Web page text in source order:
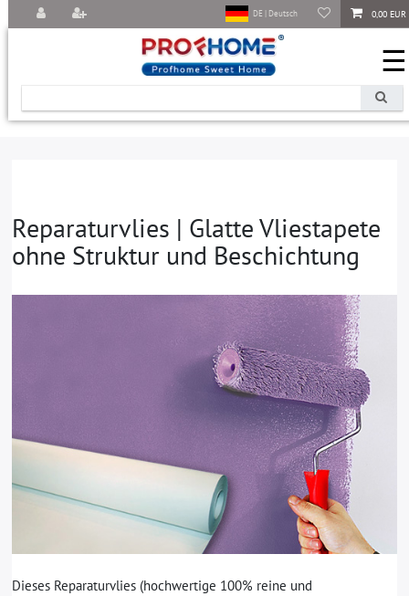
0,00 EUR
DE | Deutsch
☰
Reparaturvlies | Glatte Vliestapete
ohne Struktur und Beschichtung
Dieses Reparaturvlies (hochwertige 100% reine und